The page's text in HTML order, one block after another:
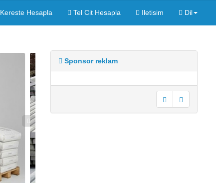
Kereste Hesapla Tel Cit Hesapla Iletisim Dil
Sponsor reklam